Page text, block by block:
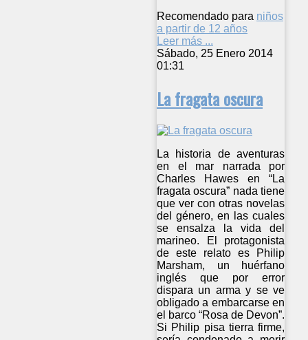
Recomendado para niños
a partir de 12 años
Leer más ...
Sábado, 25 Enero 2014
01:31
La fragata oscura
La historia de aventuras
en el mar narrada por
Charles Hawes en “La
fragata oscura” nada tiene
que ver con otras novelas
del género, en las cuales
se ensalza la vida del
marineo. El protagonista
de este relato es Philip
Marsham, un huérfano
inglés que por error
dispara un arma y se ve
obligado a embarcarse en
el barco “Rosa de Devon”.
Si Philip pisa tierra firme,